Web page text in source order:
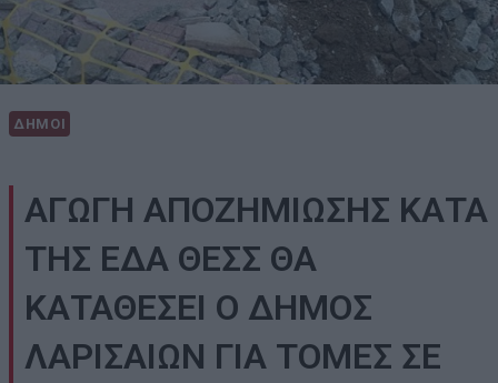
ΔΗΜΟΙ
ΑΓΩΓΗ ΑΠΟΖΗΜΙΩΣΗΣ ΚΑΤΑ
ΤΗΣ ΕΔΑ ΘΕΣΣ ΘΑ
ΚΑΤΑΘΕΣΕΙ Ο ΔΗΜΟΣ
ΛΑΡΙΣΑΙΩΝ ΓΙΑ ΤΟΜΕΣ ΣΕ